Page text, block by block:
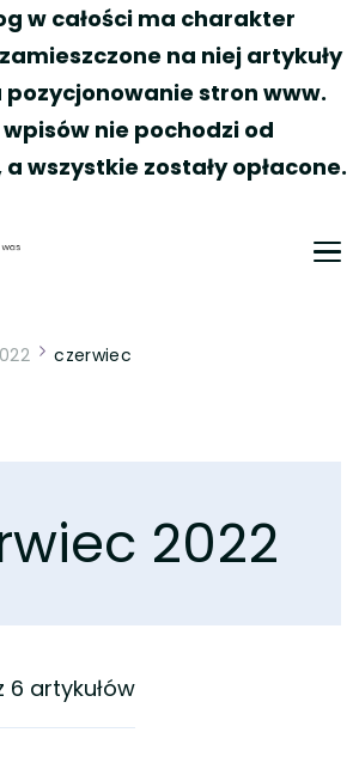
w całości ma charakter
na niej artykuły
pozycjonowanie stron www.
nie pochodzi od
wszystkie zostały opłacone.
czerwiec
2022
6 artykułów